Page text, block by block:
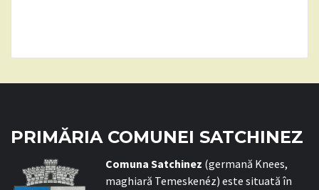
PRIMĂRIA COMUNEI SATCHINEZ
Comuna Satchinez (germană Knees,
maghiară Temeskenéz) este situată în